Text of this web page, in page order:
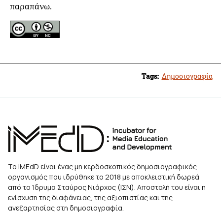
παραπάνω.
Tags: Δημοσιογραφία
Το iMEdD είναι ένας μη κερδοσκοπικός δημοσιογραφικός
οργανισμός που ιδρύθηκε το 2018 με αποκλειστική δωρεά
από το Ίδρυμα Σταύρος Νιάρχος (ΙΣΝ). Αποστολή του είναι η
ενίσχυση της διαφάνειας, της αξιοπιστίας και της
ανεξαρτησίας στη δημοσιογραφία.